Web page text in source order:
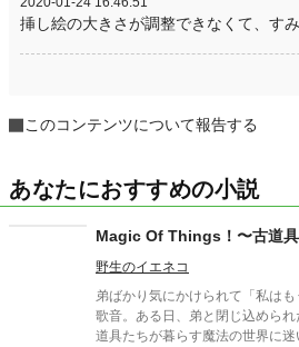
挿し絵の大きさが調整できなくて、すみ
このコンテンツについて報告する
あなたにおすすめの小説
Magic Of Things！〜古道
野生のイエネコ
弟ばかり気にかけられて「私は
歌音。ある日、弟と閉じ込めら
道具たちが暮らす魔法の世界に